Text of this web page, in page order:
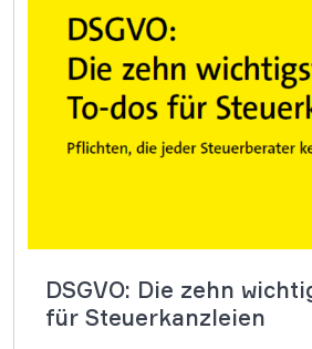
DSGVO: Die zehn
für Steuerkanzleien